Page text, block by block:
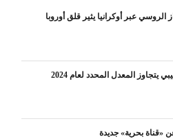
عبر أوكرانيا يثير قلق أوروبا
يتجاوز المعدل المحدد لعام 2024
بحرية» جديدة